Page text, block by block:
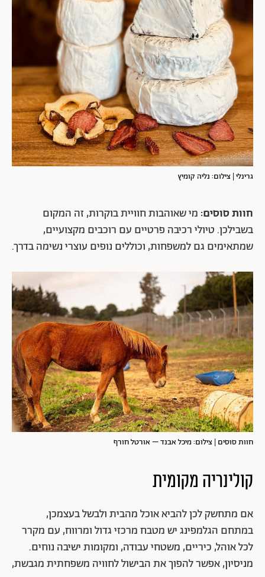
גרינלי | צילום: נליה קומיץ
חוות סוסים: מי שאוהבות חוויית בוקרות, זה המקום
בשבילכן. טיולי רכיבה פרטיים עם רוכבים מקצועיים,
שמתאימים גם למשפחות, וכוללים נופים עוצרי נשימה בדרך.
חוות סוסים | צילום: מיכל אבנד – אורטל חורף
קולינריה מקומית
אם מתחשק לכן להביא אוכל מהבית ולבשל בעצמכן,
במתחם הגלמפינג יש מטבח מרכזי גדול ומרווח, עם מקרר
לכל אוהל, כיריים, משטחי עבודה, ומקומות ישיבה נוחים.
מניסיון, אפשר להפוך את הבישול לחוויה משפחתית מגבשת,